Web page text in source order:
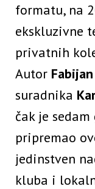
formatu, na
ekskluzivne
privatnih
Autor
suradnika
čak je
pripremao
jedinstven
kluba i